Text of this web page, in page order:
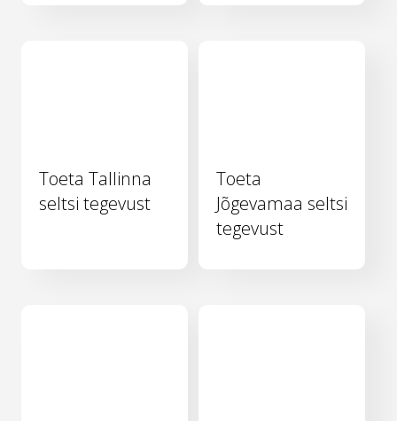
Toeta Tallinna
seltsi tegevust
Toeta
Jõgevamaa seltsi
tegevust